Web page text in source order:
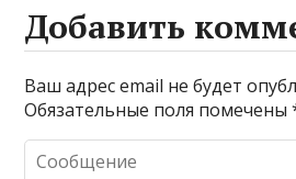
Добавить
Ваш адрес email не будет
Обязательные поля помечены